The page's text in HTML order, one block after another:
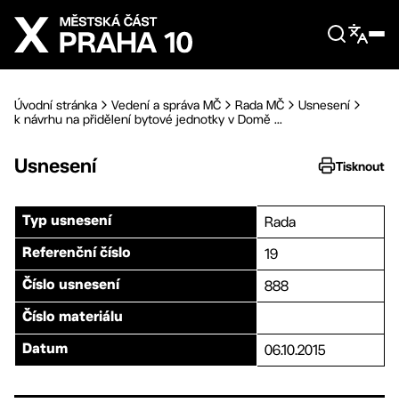
Přejít na hlavní obsah
Úvodní stránka Vedení a správa MČ Rada MČ
Usnesení
k návrhu na přidělení bytové jednotky v Domě ...
Usnesení Tisknout
Typ usnesení Rada
Referenční číslo 19
Číslo usnesení 888
Číslo materiálu
Datum 06.10.2015